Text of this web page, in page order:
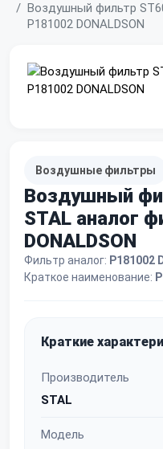
Воздушный фильтр
P181002 DONALDSON
Воздушные фильтры
Воздушный
STAL аналог
DONALDSON
Фильтр аналог: P181002
Краткое наименование:
Краткие
Производитель
STAL
Модель